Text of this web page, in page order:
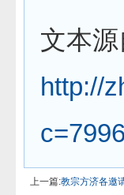
文本
http://
上一篇:教宗方济各邀